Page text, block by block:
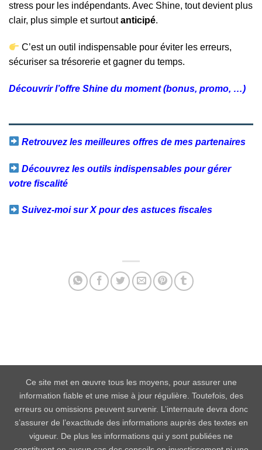
stress pour les indépendants. Avec Shine, tout devient plus
clair, plus simple et surtoutanticipé.
C’est un outil indispensable pour éviter les erreurs,
sécuriser sa trésorerie et gagner du temps.
Découvrir l’offre Shine du moment (bonus, promo, …)
Retrouvez les meilleures offres de mes partenaires
Découvrez les outils indispensables pour gérer
votre fiscalité
Suivez-moi sur X pour des astuces fiscales
Ce site met en œuvre tous les moyens, pour assurer une
information fiable et une mise à jour régulière. Toutefois, des
erreurs ou omissions peuvent survenir. L’internaute devra donc
s’assurer de l’exactitude des informations auprès des textes en
vigueur. De plus les informations qui y sont publiées ne